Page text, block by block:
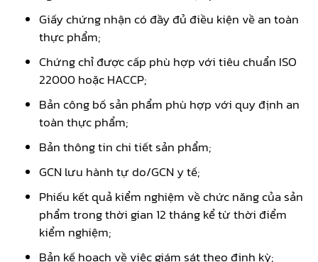
Giấy chứng nhận có đầy đủ điều kiện về an toàn
thực phẩm;
Chứng chỉ được cấp phù hợp với tiêu chuẩn ISO
22000 hoặc HACCP;
Bản công bố sản phẩm phù hợp với quy định an
toàn thực phẩm;
Bản thông tin chi tiết sản phẩm;
GCN lưu hành tự do/GCN y tế;
Phiếu kết quả kiểm nghiệm về chức năng của sản
phẩm trong thời gian 12 tháng kể từ thời điểm
kiểm nghiệm;
Bản kế hoạch về việc giám sát theo định kỳ;